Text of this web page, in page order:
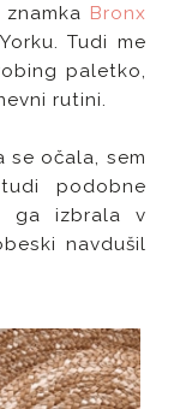
Bronx
Tudi me
paletko,
rutini.
se očala, sem
podobne
ga izbrala v
navdušil